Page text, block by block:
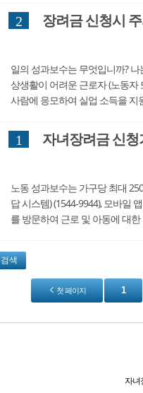
2 장려금 신청시
일의 성과보수는 무엇입니까?
상생활이 어려운 근로자 (노동자
사람에 응모하여 실업 소득을 지
1 자녀장려금 신청
노동 성과보수는 가구당 최대
답 시스템) (1544-9944), 모바일
를 방문하여 근로 및 아동에 대
검색
첫 페이지 1
자녀